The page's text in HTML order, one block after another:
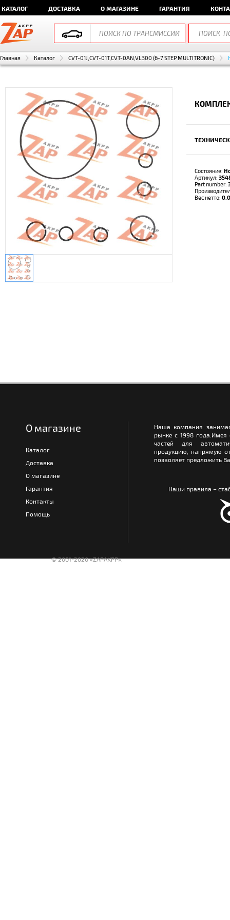
КАТАЛОГ ДОСТАВКА О МАГАЗИНЕ ГАРАНТИЯ
Главная Каталог CVT-01J,CVT-01T,CVT-0AN,VL300 (6-7 STEP MULTITRONIC)
Состояние:
Артикул:
Part number:
Вес нетто:
О магазине
Каталог
Доставка
О магазине
Гарантия
Контакты
Помощь
Наша компания
рынке с 1998
частей для
продукцию, напрямую
позволяет предложить
Наши правила –
© 2001-2020 «ZAPAKPP».